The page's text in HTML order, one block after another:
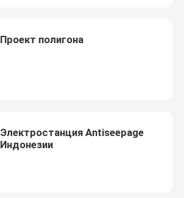
Проект полигона
Электростанция Antiseepage
Индонезии